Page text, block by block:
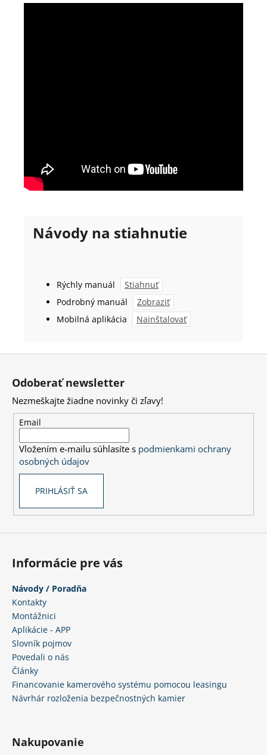
Návody na stiahnutie
Rýchly manuál
Stiahnuť
Podrobný manuál
Zobraziť
Mobilná aplikácia
Nainštalovať
Odoberať newsletter
Nezmeškajte žiadne novinky či zľavy!
Email
Vložením e-mailu súhlasíte s podmienkami ochrany
osobných údajov
PRIHLÁSIŤ SA
Informácie pre vás
Návody / Poradňa
Kontakty
Montážnici
Aplikácie - APP
Slovník pojmov
Povedali o nás
Články
Financovanie kamerového systému pomocou leasingu
Návrhár rozloženia bezpečnostných kamier
Nakupovanie